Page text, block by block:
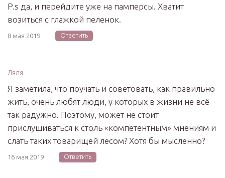
P.s да, и перейдите уже на памперсы. Хватит
возиться с глажкой пеленок.
8 мая 2019 Ответить
Ляля
Я заметила, что поучать и советовать, как правильно
жить, очень любят люди, у которых в жизни не всё
так радужно. Поэтому, может не стоит
прислушиваться к столь «компетентным» мнениям и
слать таких товарищей лесом? Хотя бы мысленно?
16 мая 2019 Ответить